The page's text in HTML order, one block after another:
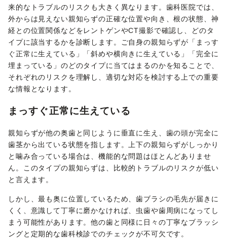
来的なトラブルのリスクも大きく異なります。歯科医院では、
外からは見えない親知らずの正確な位置や向き、根の状態、神
経との位置関係などをレントゲンやCT撮影で確認し、どのタ
イプに該当するかを診断します。ご自身の親知らずが「まっす
ぐ正常に生えている」「斜めや横向きに生えている」「完全に
埋まっている」のどのタイプに当てはまるのかを知ることで、
それぞれのリスクを理解し、適切な対応を検討する上での重要
な情報となります。
まっすぐ正常に生えている
親知らずが他の奥歯と同じように垂直に生え、歯の頭が完全に
歯茎から出ている状態を指します。上下の親知らずがしっかり
と噛み合っている場合は、機能的な問題はほとんどありませ
ん。このタイプの親知らずは、比較的トラブルのリスクが低い
と言えます。
しかし、最も奥に位置しているため、歯ブラシの毛先が届きに
くく、意識して丁寧に磨かなければ、虫歯や歯周病になってし
まう可能性があります。他の歯と同様に日々の丁寧なブラッシ
ングと定期的な歯科検診でのチェックが不可欠です。